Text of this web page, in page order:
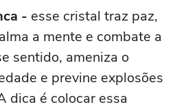
- esse cristal traz paz,
a mente e combate a
sentido, ameniza o
e previne explosões
dica é colocar essa